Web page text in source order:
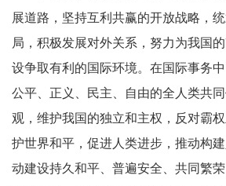
展道路，坚持互利共赢的开放战略，
局，积极发展对外关系，努力为我国
设争取有利的国际环境。在国际事务中
公平、正义、民主、自由的全人类共
观，维护我国的独立和主权，反对霸
护世界和平，促进人类进步，推动构
动建设持久和平、普遍安全、共同繁